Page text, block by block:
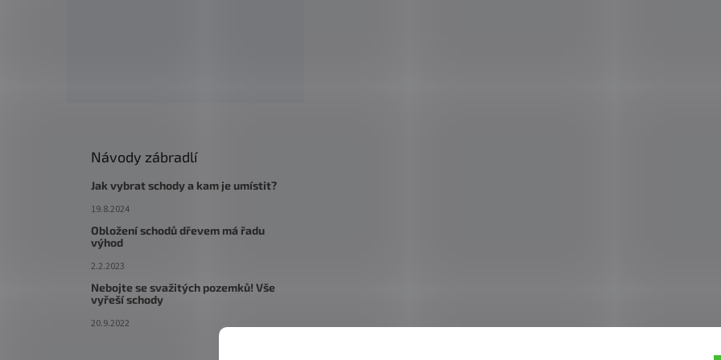
Návody zábradlí
Jak vybrat schody a kam je umístit?
19.8.2024
Obložení schodů dřevem má řadu
výhod
2.2.2023
Nebojte se svažitých pozemků! Vše
vyřeší schody
20.9.2022